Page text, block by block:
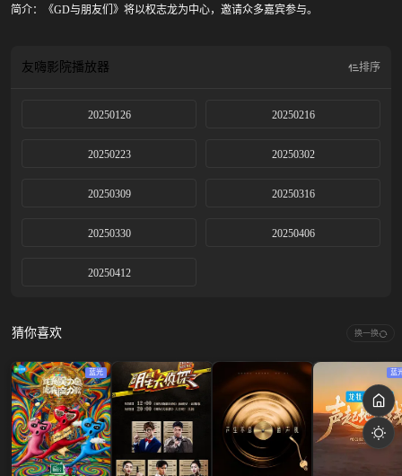
简介： 《GD与朋友们》将以权志龙为中心，邀请众多嘉宾参与。
友嗨影院播放器 排序
20250126 20250216
20250223 20250302
20250309 20250316
20250330 20250406
20250412
猜你喜欢 换一换
蓝光 蓝